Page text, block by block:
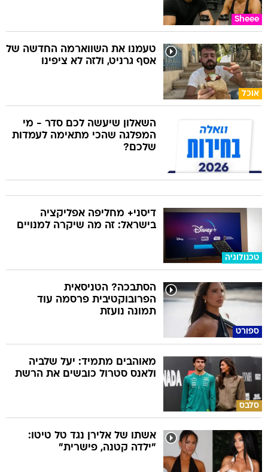
Sheee
אוכל
טעמנו את השווארמה החדשה של
אסף גרניט, ולזה לא ציפינו
השאלון שיעשה לכם סדר - מי
המפלגה שהכי מתאימה לעמדות
שלכם?
טכנולוגיה
דיסני+ מחליפה אפליקציה
בישראל: זה מה שיקרה למנויים
ספורט
הסתבכה? הטניסאית
הפרובוקטיבית פרסמה עוד
תמונה נועזת
סלבס
מאוהבים מתמיד: יעל שלביה
ולאנס סטרול כובשים את הרשת
אשתו של אלירן נגד טל טיטו:
"ילדה קטנה, פישרית"